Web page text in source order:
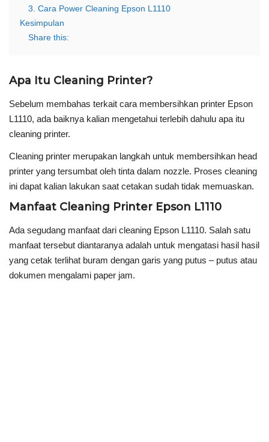
3. Cara Power Cleaning Epson L1110
Kesimpulan
Share this:
Apa Itu Cleaning Printer?
Sebelum membahas terkait cara membersihkan printer Epson
L1110, ada baiknya kalian mengetahui terlebih dahulu apa itu
cleaning printer.
Cleaning printer merupakan langkah untuk membersihkan head
printer yang tersumbat oleh tinta dalam nozzle. Proses cleaning
ini dapat kalian lakukan saat cetakan sudah tidak memuaskan.
Manfaat Cleaning Printer Epson L1110
Ada segudang manfaat dari cleaning Epson L1110. Salah satu
manfaat tersebut diantaranya adalah untuk mengatasi hasil hasil
yang cetak terlihat buram dengan garis yang putus – putus atau
dokumen mengalami paper jam.